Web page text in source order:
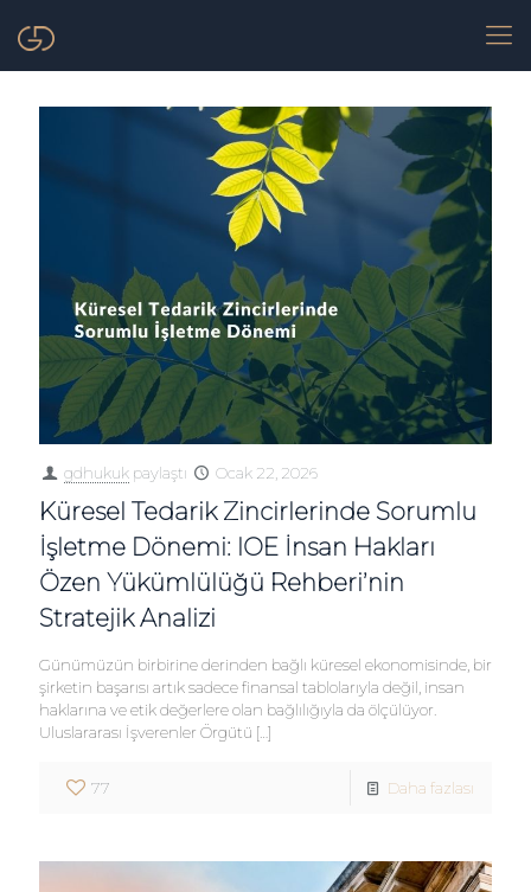
gdhukuk paylaştı Ocak 22, 2026
Küresel Tedarik Zincirlerinde Sorumlu
İşletme Dönemi: IOE İnsan Hakları
Özen Yükümlülüğü Rehberi’nin
Stratejik Analizi
Günümüzün birbirine derinden bağlı küresel ekonomisinde, bir
şirketin başarısı artık sadece finansal tablolarıyla değil, insan
haklarına ve etik değerlere olan bağlılığıyla da ölçülüyor.
Uluslararası İşverenler Örgütü […]
77 Daha fazlası